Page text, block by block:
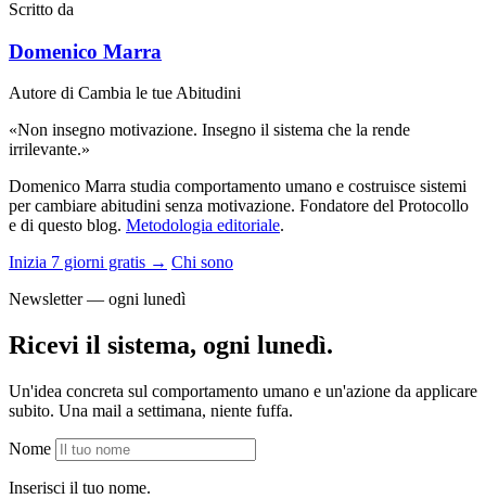
Scritto da
Domenico Marra
Autore di Cambia le tue Abitudini
«Non insegno motivazione. Insegno il sistema che la rende
irrilevante.»
Domenico Marra studia comportamento umano e costruisce sistemi
per cambiare abitudini senza motivazione. Fondatore del Protocollo
e di questo blog. Metodologia editoriale.
Inizia 7 giorni gratis → Chi sono
Newsletter — ogni lunedì
Ricevi il sistema, ogni lunedì.
Un'idea concreta sul comportamento umano e un'azione da applicare
subito. Una mail a settimana, niente fuffa.
Nome
Inserisci il tuo nome.